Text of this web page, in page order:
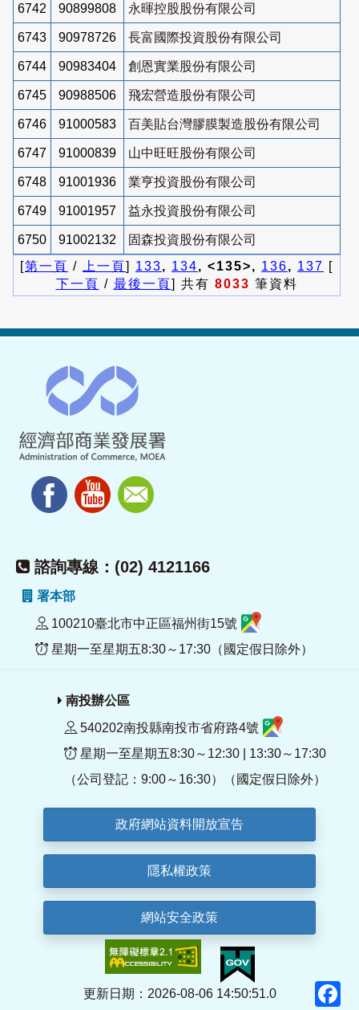
6742 90899808 永暉控股股份有限公司
6743 90978726 長富國際投資股份有限公司
6744 90983404 創恩實業股份有限公司
6745 90988506 飛宏營造股份有限公司
6746 91000583 百美貼台灣膠膜製造股份有限公司
6747 91000839 山中旺旺股份有限公司
6748 91001936 業亨投資股份有限公司
6749 91001957 益永投資股份有限公司
6750 91002132
固森投資股份有限公司
[第一頁 / 上一頁] 133, 134, <135>, 136, 137 [
下一頁 / 最後一頁] 共有 8033 筆資料
諮詢專線：(02) 4121166
署本部
100210臺北市中正區福州街15號
星期一至星期五8:30～17:30（國定假日除外）
南投辦公區
540202南投縣南投市省府路4號
星期一至星期五8:30～12:30 | 13:30～17:30
（公司登記：9:00～16:30）（國定假日除外）
政府網站資料開放宣告
隱私權政策
網站安全政策
更新日期：2026-08-06 14:50:51.0